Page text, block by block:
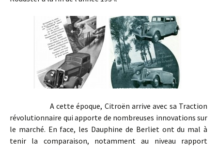
A cette époque, Citroën arrive avec sa Traction
révolutionnaire qui apporte de nombreuses innovations sur
le marché. En face, les Dauphine de Berliet ont du mal à
tenir la comparaison, notamment au niveau rapport